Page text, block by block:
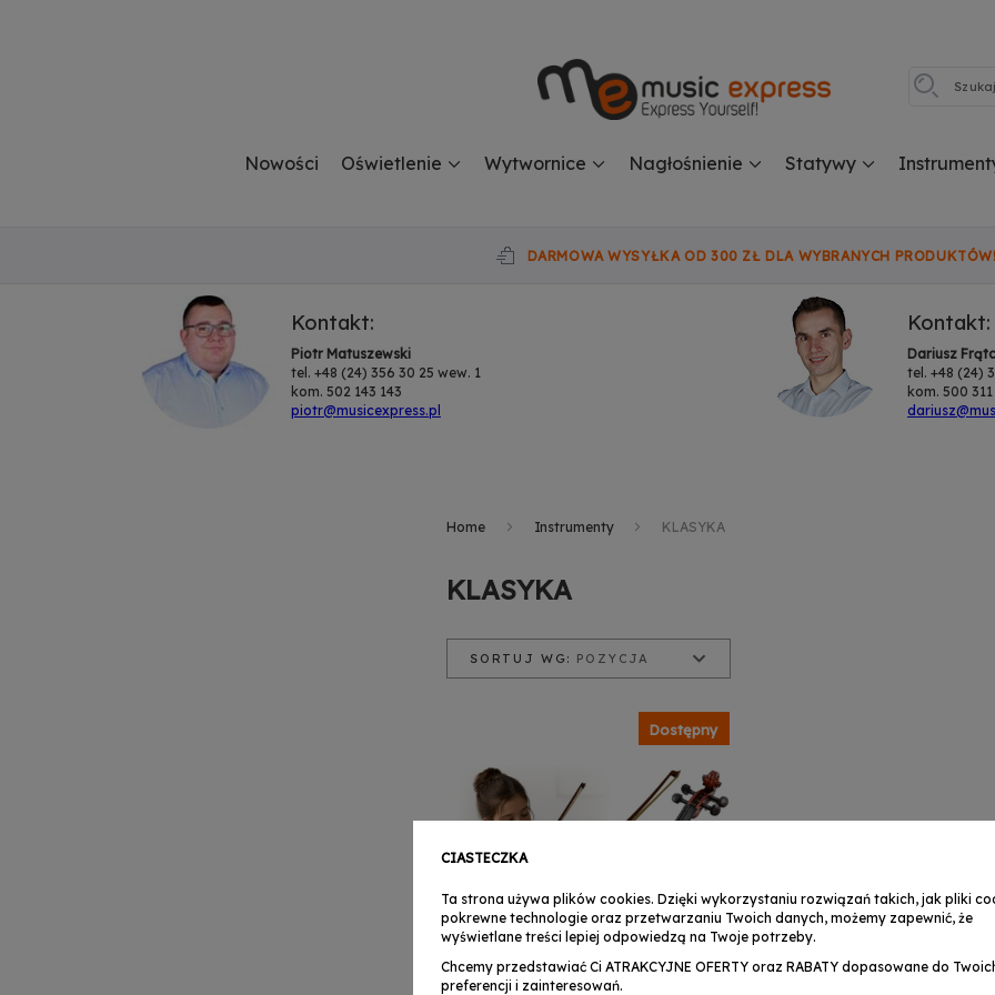
Nowości Oświetlenie Wytwornice Nagłośnienie Statywy
DARMOWA WYSYŁKA OD 300 ZŁ DLA WYBRANYCH PRODUKTÓW!
Kontakt:
Piotr Matuszewski
tel. +48 (24) 356 30 25 wew. 1
kom. 502 143 143
piotr@musicexpress.pl
Kontakt:
Dariusz
tel. +48 (24)
kom. 500
Home Instrumenty KLASYKA
SORTUJ WG: POZYCJA
Dostępny
KLASYKA
CIASTECZKA
Ta strona używa plików cookies. Dzięki wykorzystaniu rozwiązań takich, jak pliki
pokrewne technologie oraz przetwarzaniu Twoich danych, możemy zapewnić, że
wyświetlane treści lepiej odpowiedzą na Twoje potrzeby.
Chcemy przedstawiać Ci ATRAKCYJNE OFERTY oraz RABATY dopasowane do
preferencji i zainteresowań.